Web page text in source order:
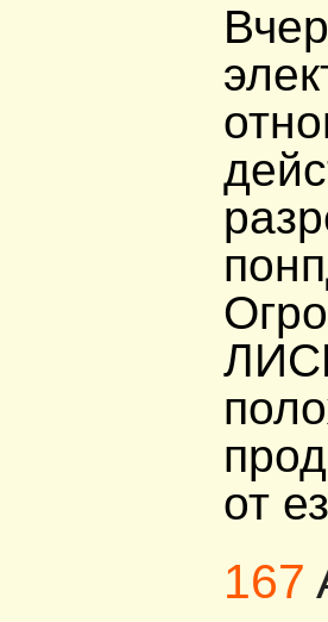
от
167